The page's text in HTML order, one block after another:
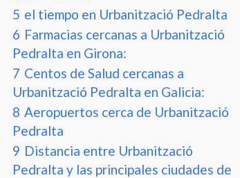
5 el tiempo en Urbanització Pedralta
6 Farmacias cercanas a Urbanització
Pedralta en Girona:
7 Centos de Salud cercanas a
Urbanització Pedralta en Galicia:
8 Aeropuertos cerca de Urbanització
Pedralta
9 Distancia entre Urbanització
Pedralta y las principales ciudades de